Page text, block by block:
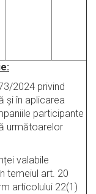
2024 privind
și în aplicarea
participante
următoarelor
valabile
temeiul art. 20
articolului 22(1)